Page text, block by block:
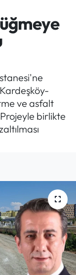
ve asfalt
Projeyle birlikte